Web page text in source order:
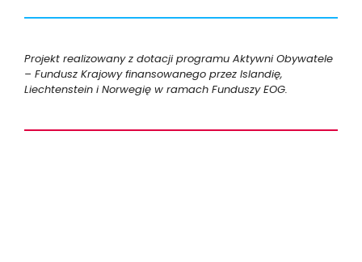
Projekt realizowany z dotacji programu Aktywni Obywatele
– Fundusz Krajowy finansowanego przez Islandię,
Liechtenstein i Norwegię w ramach Funduszy EOG.